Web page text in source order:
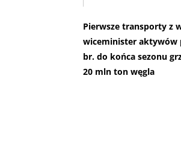
Pierwsze transporty z
wiceminister aktywów
br. do końca sezonu
20 mln ton węgla